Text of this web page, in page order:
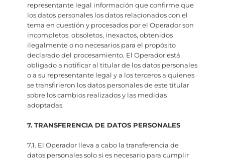
representante legal información que confirme que
los datos personales los datos relacionados con el
tema en cuestión y procesados por el Operador son
incompletos, obsoletos, inexactos, obtenidos
ilegalmente o no necesarios para el propósito
declarado del procesamiento. El Operador está
obligado a notificar al titular de los datos personales
o a su representante legal y a los terceros a quienes
se transfirieron los datos personales de este titular
sobre los cambios realizados y las medidas
adoptadas.
7. TRANSFERENCIA DE DATOS PERSONALES
7.1. El Operador lleva a cabo la transferencia de
datos personales solo si es necesario para cumplir